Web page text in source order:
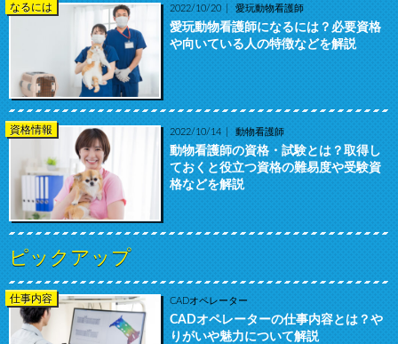
なるには 2022/10/20 愛玩動物看護師
愛玩動物看護師になるには？必要資格
や向いている人の特徴などを解説
資格情報 2022/10/14 動物看護師
動物看護師の資格・試験とは？取得し
ておくと役立つ資格の難易度や受験資
格などを解説
ピックアップ
仕事内容 CADオペレーター
CADオペレーターの仕事内容とは？や
りがいや魅力について解説